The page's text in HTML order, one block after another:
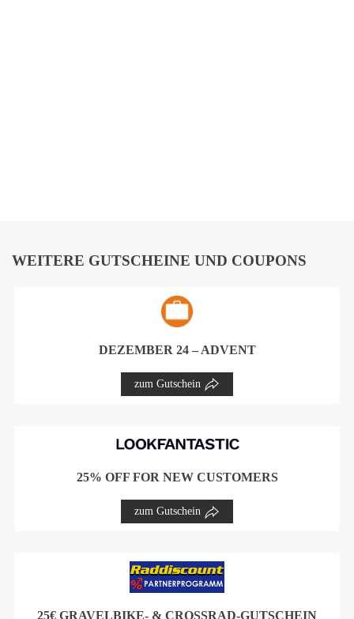
WEITERE GUTSCHEINE UND COUPONS
DEZEMBER 24 – ADVENT
zum Gutschein
25% OFF FOR NEW CUSTOMERS
zum Gutschein
25€ GRAVELBIKE- & CROSSRAD-GUTSCHEIN